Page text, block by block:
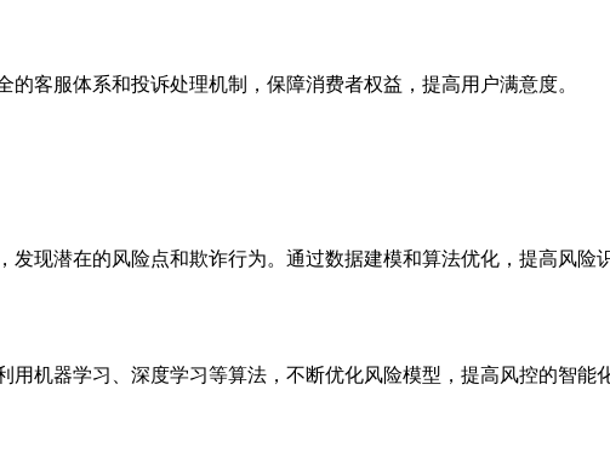
客服体系和投诉处理机制，保障消费者权益，提高用户满意度。
现潜在的风险点和欺诈行为。通过数据建模和算法优化，提高风险
机器学习、深度学习等算法，不断优化风险模型，提高风控的智能化